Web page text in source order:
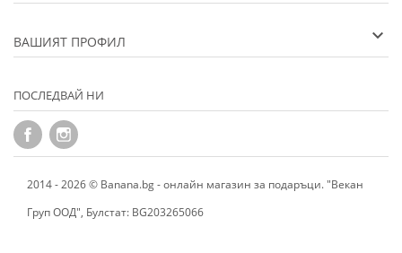
ВАШИЯТ ПРОФИЛ
ПОСЛЕДВАЙ НИ
2014 - 2026 © Banana.bg - онлайн магазин за подаръци. "Векан
Груп ООД", Булстат: BG203265066